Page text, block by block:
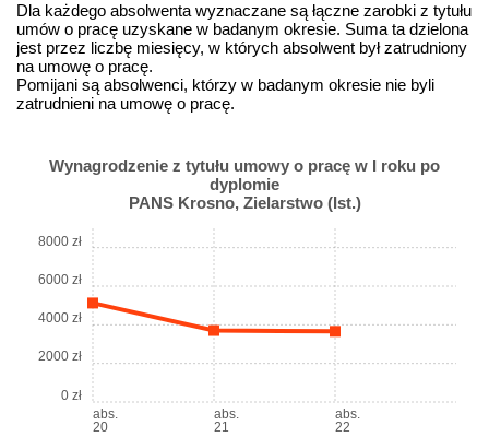
Dla każdego absolwenta wyznaczane są łączne zarobki z tytułu
umów o pracę uzyskane w badanym okresie. Suma ta dzielona
jest przez liczbę miesięcy, w których absolwent był zatrudniony
na umowę o pracę.
Pomijani są absolwenci, którzy w badanym okresie nie byli
zatrudnieni na umowę o pracę.
Wynagrodzenie z tytułu umowy o pracę w I roku po
dyplomie
PANS Krosno, Zielarstwo (Ist.)
abs.
20
abs.
21
abs.
22
0 zł
2000 zł
4000 zł
6000 zł
8000 zł